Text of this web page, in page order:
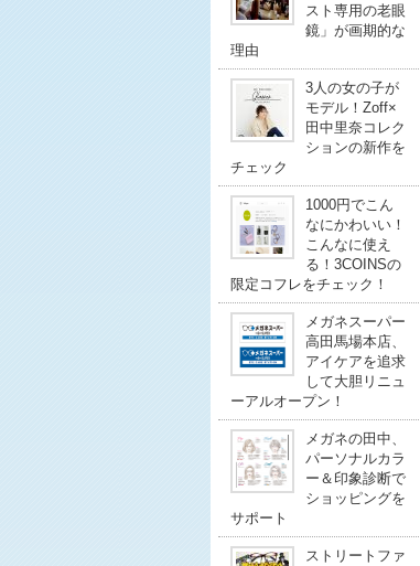
スト専用の老眼
鏡」が画期的な
理由
3人の女の子が
モデル！Zoff×
田中里奈コレク
ションの新作を
チェック
1000円でこん
なにかわいい！
こんなに使え
る！3COINSの
限定コフレをチェック！
メガネスーパー
高田馬場本店、
アイケアを追求
して大胆リニュ
ーアルオープン！
メガネの田中、
パーソナルカラ
ー＆印象診断で
ショッピングを
サポート
ストリートファ